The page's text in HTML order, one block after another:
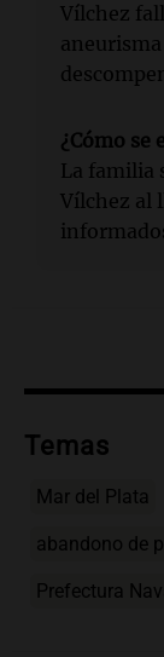
Vílchez
¿Cómo se
La familia
Vílchez al
Temas
Mar del Plata
abandono de
Prefectura